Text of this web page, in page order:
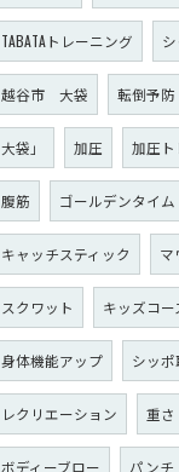
TABATAトレーニング
越谷市 大袋 転倒予防
大袋」 加圧 加圧ト
腹筋 ゴールデンタイム
キャッチスティック マ
スクワット キッズコー
身体機能アップ シッポ
レクリエーション 重さ
ボディーブロー パンチ